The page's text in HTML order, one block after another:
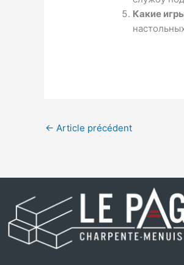
Какие
← Article précédent